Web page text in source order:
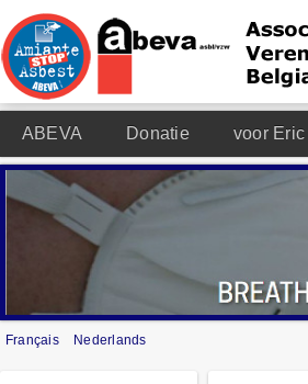
ABEVA Donatie voor Eric
Français Nederlands